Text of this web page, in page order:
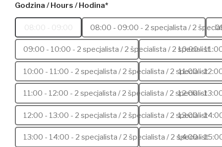
Godzina / Hours / Hodina*
08:00 - 09:00 08:00 - 09:00 - 2 specjalista / 2
09:00 - 10:00 - 2 specjalista / 2 špecialista / 2 specialist
10:00 -
10:00 - 11:00 - 2 specjalista / 2 špecialista / 2 specialist
11:00 -
11:00 - 12:00 - 2 specjalista / 2 špecialista / 2 specialist
12:00 -
12:00 - 13:00 - 2 specjalista / 2 špecialista / 2 specialist
13:00 -
13:00 - 14:00 - 2 specjalista / 2 špecialista / 2 specialist
14:00 -